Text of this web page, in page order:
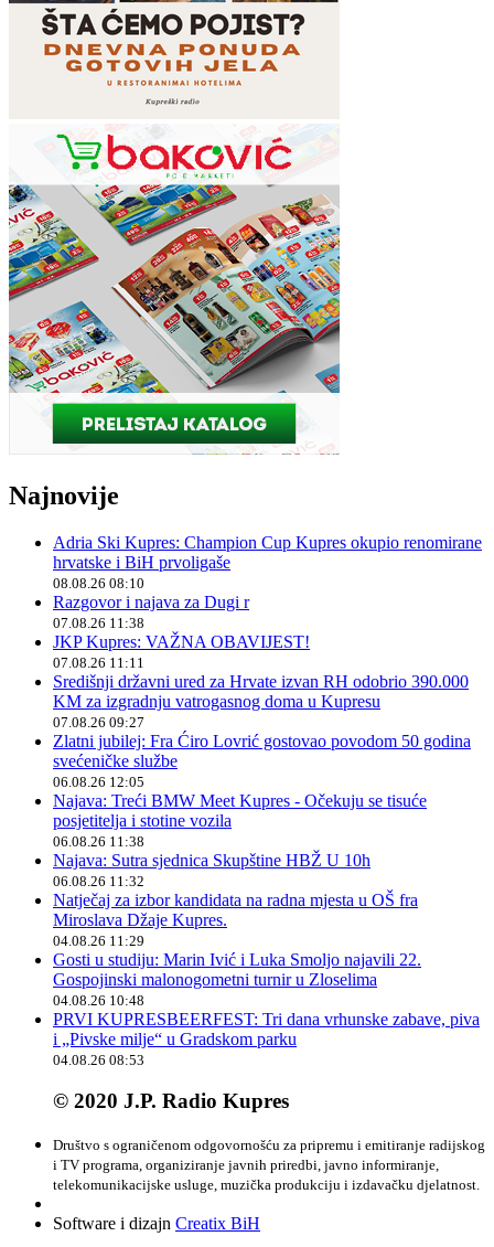
Najnovije
Adria Ski Kupres: Champion Cup Kupres okupio renomirane
hrvatske i BiH prvoligaše
08.08.26 08:10
Razgovor i najava za Dugi r
07.08.26 11:38
JKP Kupres: VAŽNA OBAVIJEST!
07.08.26 11:11
Središnji državni ured za Hrvate izvan RH odobrio 390.000
KM za izgradnju vatrogasnog doma u Kupresu
07.08.26 09:27
Zlatni jubilej: Fra Ćiro Lovrić gostovao povodom 50 godina
svećeničke službe
06.08.26 12:05
Najava: Treći BMW Meet Kupres - Očekuju se tisuće
posjetitelja i stotine vozila
06.08.26 11:38
Najava: Sutra sjednica Skupštine HBŽ U 10h
06.08.26 11:32
Natječaj za izbor kandidata na radna mjesta u OŠ fra
Miroslava Džaje Kupres.
04.08.26 11:29
Gosti u studiju: Marin Ivić i Luka Smoljo najavili 22.
Gospojinski malonogometni turnir u Zloselima
04.08.26 10:48
PRVI KUPRESBEERFEST: Tri dana vrhunske zabave, piva
i „Pivske milje“ u Gradskom parku
04.08.26 08:53
© 2020 J.P. Radio Kupres
Društvo s ograničenom odgovornošću za pripremu i emitiranje radijskog
i TV programa, organiziranje javnih priredbi, javno informiranje,
telekomunikacijske usluge, muzička produkciju i izdavačku djelatnost.
Software i dizajn Creatix BiH